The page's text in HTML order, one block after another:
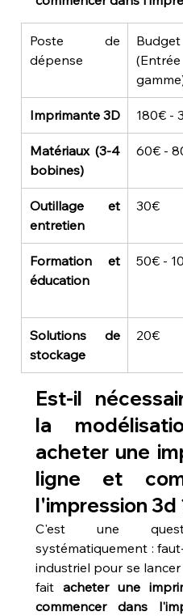
Poste de
dépense
Imprimante 3D 180€ -
Matériaux (3-4
bobines)
60€ -
Outillage et
entretien
30€
Formation et
éducation
50€ -
Solutions de
stockage
20€
Est-il
la
acheter une
ligne et
l'impression 3d
C'est une
systématiquement :
industriel pour se
fait acheter une
commencer dans